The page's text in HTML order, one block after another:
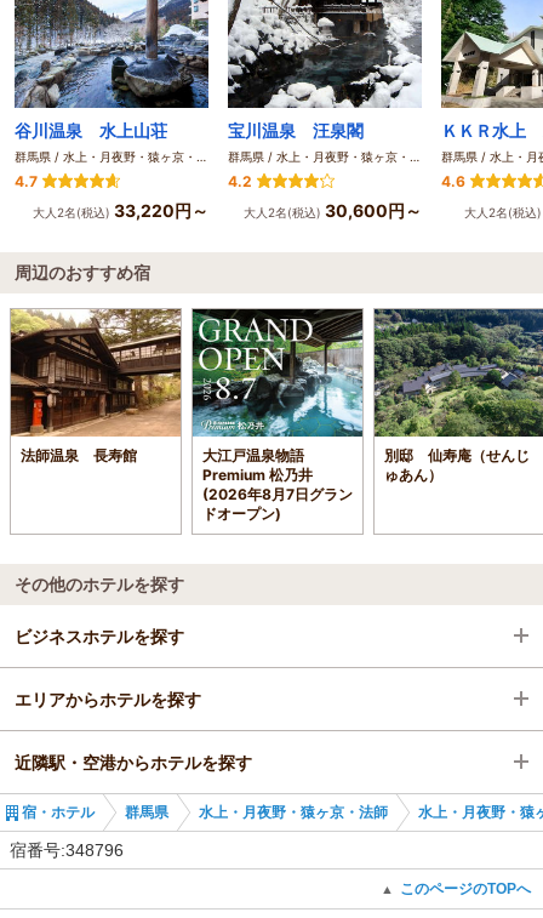
谷川温泉 水上山荘
群馬県 / 水上・月夜野・猿ヶ京・法師
4.7
大人2名(税込) 33,220円～
宝川温泉 汪泉閣
群馬県 / 水上・月夜野・猿ヶ京・法師
4.2
大人2名(税込) 30,600円～
4.6
大人2名(税込
周辺のおすすめ宿
法師温泉 長寿館
大江戸温泉物語
Premium 松乃井
(2026年8月7日グラン
ドオープン)
別邸 仙寿庵（せんじ
ゅあん）
その他のホテルを探す
ビジネスホテルを探す
群馬県
水上・月夜野・猿ヶ京・法師
上毛高原駅
エリアからホテルを探す
群馬県
水上・月夜野・猿ヶ京・法師
近隣駅・空港からホテルを探す
湯檜曽駅
宿・ホテル 群馬県 水上・月夜野・猿ヶ京・法師 水上・月夜野・猿
宿番号:348796
▲ このページのTOPへ